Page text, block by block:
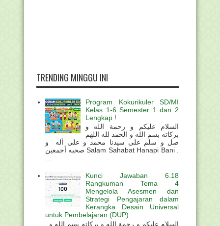
TRENDING MINGGU INI
Program Kokurikuler SD/MI
Kelas 1-6 Semester 1 dan 2
Lengkap !
السلام عليكم و رحمة الله و
بركاته بسم الله و الحمد لله اللهم
صل و سلم على سيدنا محمد و على أله و
صحبه أجمعين Salam Sahabat Hanapi Bani .
...
Kunci Jawaban 6.18
Rangkuman Tema 4
Mengelola Asesmen dan
Strategi Pengajaran dalam
Kerangka Desain Universal
untuk Pembelajaran (DUP)